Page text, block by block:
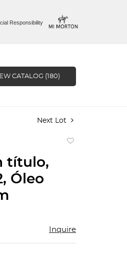
Responsibility
CATALOG (180)
Next Lot
título,
Óleo
Inquire